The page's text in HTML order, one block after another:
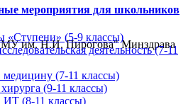
мероприятия для школьников
«Ступени» (5-9 классы)
деятельность (7-11
(7-11 классы)
(9-11 классы)
(8-11 классы)
им. Н.И. Пирогова" Минздрава